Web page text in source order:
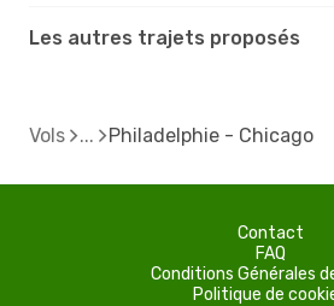
Les autres trajets proposés
Vols Philadelphie - Chicago
Contact
FAQ
Conditions Générales
Politique de